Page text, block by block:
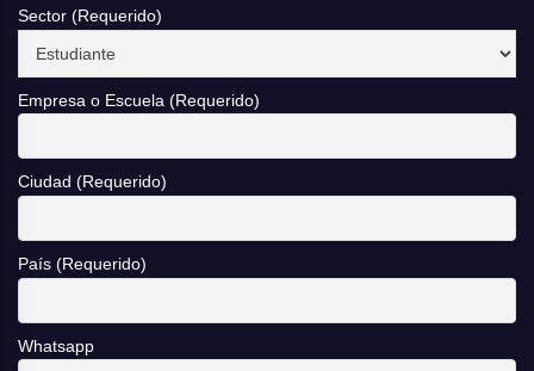
Sector (Requerido)
Empresa o Escuela (Requerido)
Ciudad (Requerido)
País (Requerido)
Whatsapp